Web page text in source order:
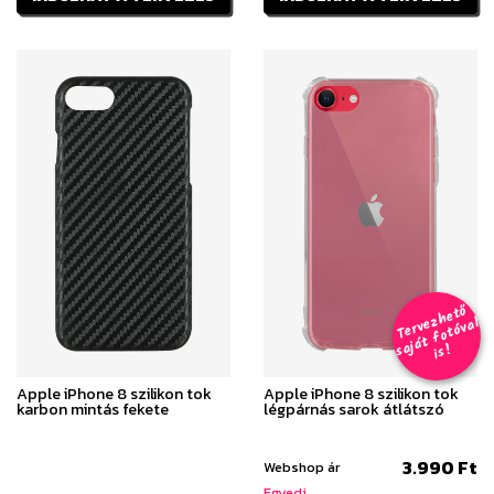
Apple iPhone 8 szilikon tok
karbon mintás fekete
T
er
v
e
z
h
e
t
ő
s
aj
á
t
f
o
t
ó
v
al
i
s
!
Apple iPhone 8 szilikon tok
légpárnás sarok átlátszó
Webshop ár 3.990 Ft